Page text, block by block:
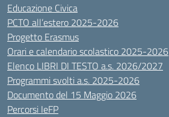
Educazione Civica
PCTO all’estero 2025-2026
Progetto Erasmus
Orari e calendario scolastico 2025-2026
Elenco LIBRI DI TESTO a.s. 2026/2027
Programmi svolti a.s. 2025-2026
Documento del 15 Maggio 2026
Percorsi IeFP